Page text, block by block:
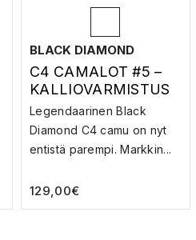
BLACK DIAMOND
C4 CAMALOT #5 –
KALLIOVARMISTUS
Legendaarinen Black
Diamond C4 camu on nyt
entistä parempi. Markkin...
129,00€